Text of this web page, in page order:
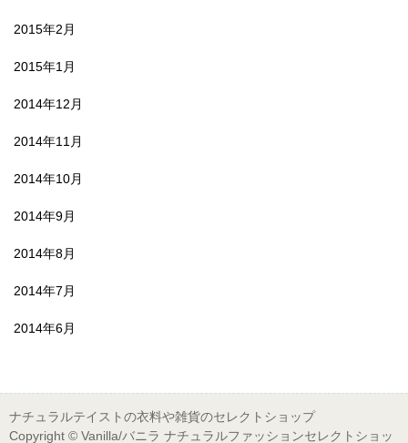
2015年2月
2015年1月
2014年12月
2014年11月
2014年10月
2014年9月
2014年8月
2014年7月
2014年6月
ナチュラルテイストの衣料や雑貨のセレクトショップ
Copyright © Vanilla/バニラ ナチュラルファッションセレクトショッ